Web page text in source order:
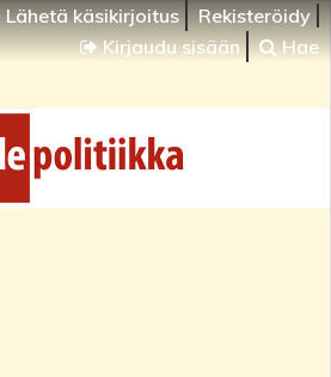
Lähetä käsikirjoitus
Rekisteröidy
Kirjaudu sisään
Hae